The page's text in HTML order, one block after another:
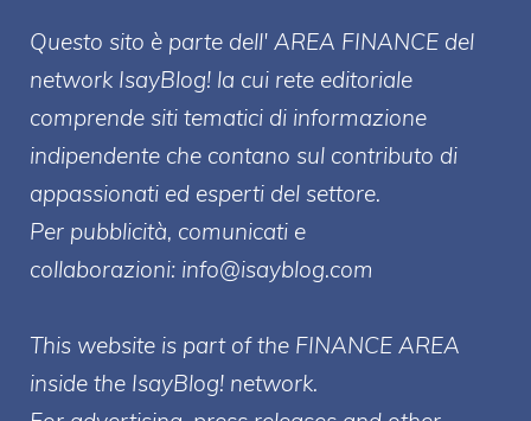
Questo sito è parte dell' AREA FINANCE del
network IsayBlog! la cui rete editoriale
comprende siti tematici di informazione
indipendente che contano sul contributo di
appassionati ed esperti del settore.
Per pubblicità, comunicati e
collaborazioni: info@isayblog.com
This website is part of the FINANCE AREA
inside the IsayBlog! network.